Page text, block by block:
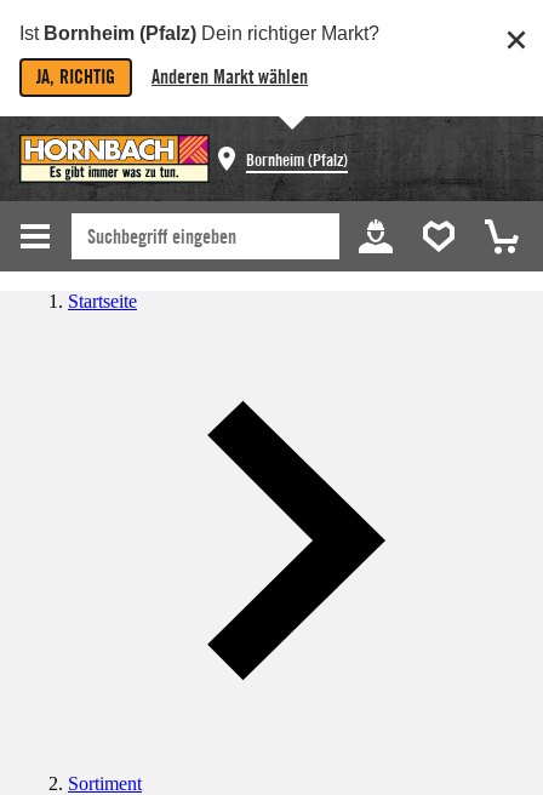
Ist Bornheim (Pfalz) Dein richtiger Markt?
JA, RICHTIG Anderen Markt wählen
Bornheim (Pfalz)
Startseite
Sortiment